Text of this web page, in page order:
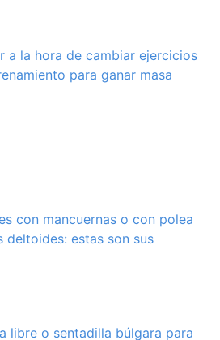
a la hora de cambiar ejercicios
para ganar masa
con mancuernas o con polea
deltoides: estas son sus
libre o sentadilla búlgara para